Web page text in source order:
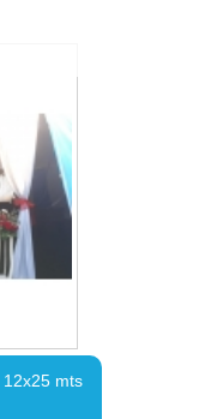
mts